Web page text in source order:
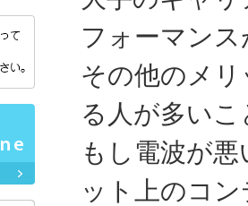
フォーマン
その他のメ
る人が多い
もし電波が
ット上のコ